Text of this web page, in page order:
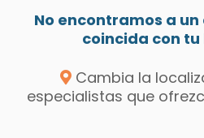
No encontramos a
coincida con
Cambia la
especialistas que